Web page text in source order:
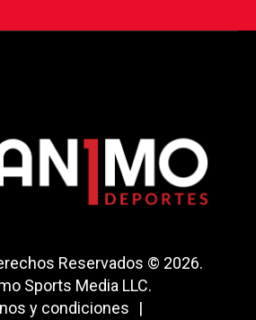
Reservados © 2026.
Sports Media LLC.
y condiciones